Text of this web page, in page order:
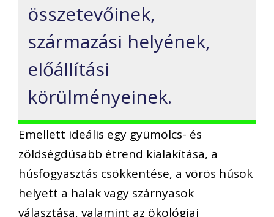
összetevőinek,
származási helyének,
előállítási
körülményeinek.
Emellett ideális egy gyümölcs- és
zöldségdúsabb étrend kialakítása, a
húsfogyasztás csökkentése, a vörös húsok
helyett a halak vagy szárnyasok
választása, valamint az ökológiai